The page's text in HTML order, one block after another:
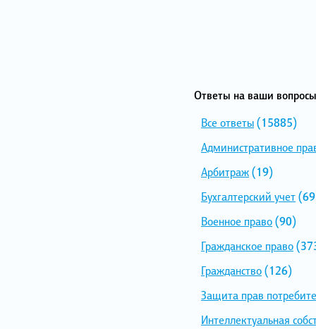
Ответы на ваши
Все ответы(15885)
Административное
Арбитраж(19)
Бухгалтерский учет
Военное право(90)
Гражданское право
Гражданство(126)
Защита прав
Интеллектуальная